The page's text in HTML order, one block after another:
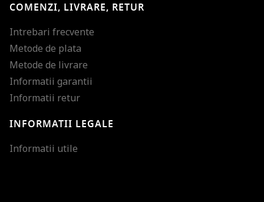
COMENZI, LIVRARE, RETUR
Intrebari frecvente
Metode de plata
Metode de livrare
Informatii garantii
Informatii retur
INFORMATII LEGALE
Informatii utile